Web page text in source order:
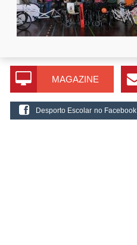
MAGAZINE
Desporto Escolar no Facebook